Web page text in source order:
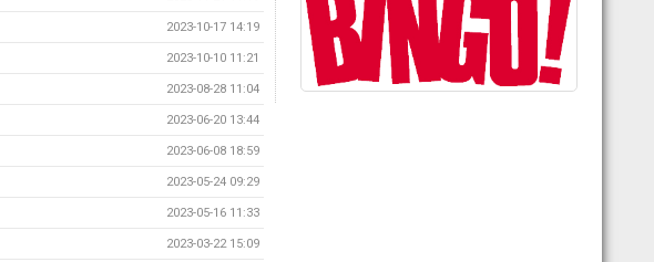
2023-10-17 14:19
2023-10-10 11:21
2023-08-28 11:04
2023-06-20 13:44
2023-06-08 18:59
2023-05-24 09:29
2023-05-16 11:33
2023-03-22 15:09